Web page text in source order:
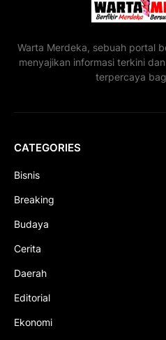
Warta Merdeka, sebuah portal
menyajikan informasi terkini
terpercaya
CATEGORIES
Bisnis
Breaking
Budaya
Cerita
Daerah
Editorial
Ekonomi